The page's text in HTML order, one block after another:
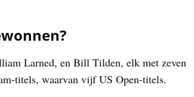
Larned, en Bill Tilden, elk met zeven
titels, waarvan vijf US Open-titels.